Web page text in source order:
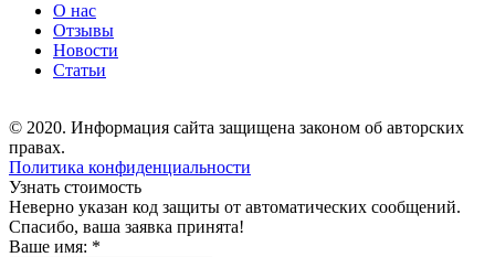
О нас
Отзывы
Новости
Статьи
© 2020. Информация сайта защищена законом об авторских
правах.
Политика конфиденциальности
Узнать стоимость
Неверно указан код защиты от автоматических сообщений.
Спасибо, ваша заявка принята!
Ваше имя: *